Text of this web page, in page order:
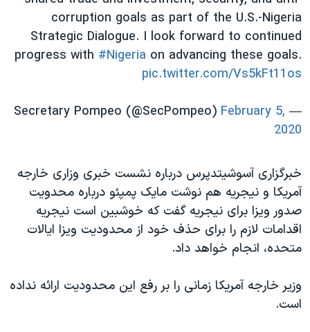
سفر پرزیدنت ترامپ به چین
corruption goals as part of the U.S.-Nigeria
Strategic Dialogue. I look forward to continued
progress with #Nigeria on advancing these goals.
pic.twitter.com/Vs5kFt11os
— Secretary Pompeo (@SecPompeo)
February 5,
2020
خبرگزاری آسوشیتدپرس درباره نشست خبری وزاری خارجه
آمریکا و نیجریه هم نوشت مایک پمپئو درباره محدویت
صدور ویزا برای نیجریه گفت که خوشبین است نیجریه
اقدامات لازم را برای حذف خود از محدودیت ویزا ایالات
متحده، انجام خواهد داد.
وزیر خارجه آمریکا زمانی را بر رفع این محدودیت ارائه نداده
است.